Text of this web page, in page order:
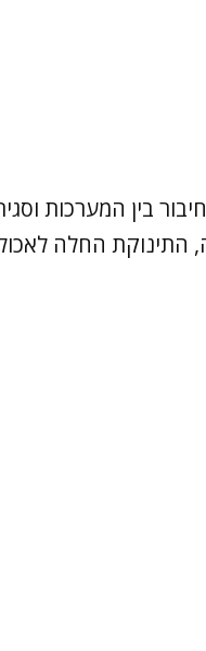
בין המערכות
התינוקת החלה